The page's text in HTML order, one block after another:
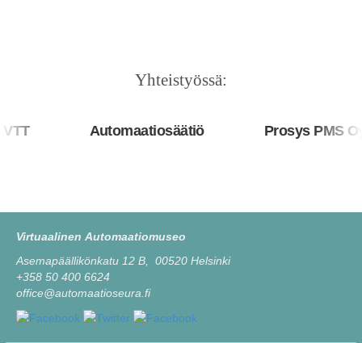
Yhteistyössä:
Automaatiosäätiö Prosys PMS Oy
Virtuaalinen Automaatiomuseo
Asemapäällikönkatu 12 B, 00520 Helsinki
+358 50 400 6624
office@automaatioseura.fi